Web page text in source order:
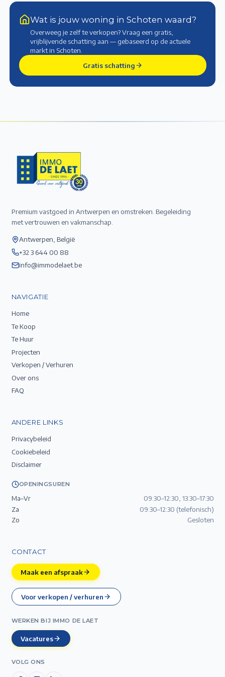
Wat is jouw woning in Schoten waard?
Overweeg je zelf te verkopen? Vraag een gratis,
vrijblijvende schatting aan — gebaseerd op de actuele
marktin Schoten
Gratis schatting
Premium vastgoed in Antwerpen en omstreken. Begeleiding
met vertrouwen en vakmanschap.
Antwerpen, België
+32 3 644 00 88
info@immodelaet.be
NAVIGATIE
Home
Te Koop
Te Huur
Projecten
Verkopen / Verhuren
Over ons
FAQ
ANDERE LINKS
Privacybeleid
Cookiebeleid
Disclaimer
OPENINGSUREN
Ma–Vr
09:30–12:30, 13:30–17:30
Za
09:30–12:30 (telefonisch)
Zo
Gesloten
CONTACT
Maak een afspraak
Voor verkopen / verhuren
WERKEN BIJ IMMO DE LAET
Vacatures
VOLG ONS